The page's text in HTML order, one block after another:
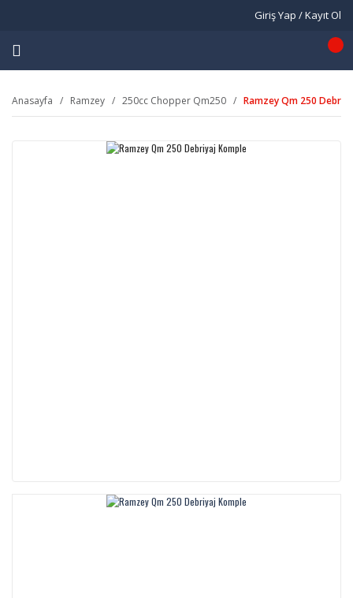
Giriş Yap / Kayıt Ol
Anasayfa Ramzey 250cc Chopper Qm250 Ramzey Qm 250